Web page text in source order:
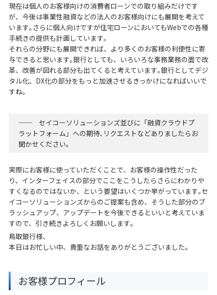
現在は個人のお客様向けの消費者ローンでの取り組みだけです
が、今後は事業性融資などの法人のお客様向けにも展開を考えて
います｡さらに個人向けですが住宅ローンにおいてもWebでの各種
手続きの提供も計画しています｡
それらの分野にも展開できれば、より多くのお客様の利便性に寄
与できると思います｡銀行としても、いろいろな事務業務の面で改
革、改善が図れる部分も出てくると考えています｡銀行としてデジ
タル化、DX化の部分をもっと加速させるきっかけになればいいで
すね｡
── セイコーソリューションズ並びに「融資クラウドプ
ラットフォーム」への期待､リクエストなどありましたらお
聞かせください｡
実際にお客様に使っていただくことで、お客様の操作性だった
り、インターフェイスの部分でここをこうしたらさらにわかりや
すくなるのではないか、という要望はいくつか挙がっています｡セ
イコーソリューションズからのご提案も含め、そうした部分のブ
ラッシュアップ、アップデートを今後できるといいと考えていま
すので、引き続きよろしくお願いします｡
鳥取銀行様、
本日はお忙しい中、貴重なお話をありがとうございました。
お客様プロフィール